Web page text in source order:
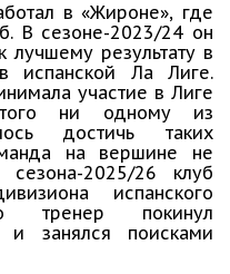
в «Жироне», где
В сезоне-2023/24 он
результату в
испанской Ла Лиге.
участие в Лиге
ни одному из
достичь таких
на вершине не
2025/26 клуб
испанского
тренер покинул
и занялся поисками